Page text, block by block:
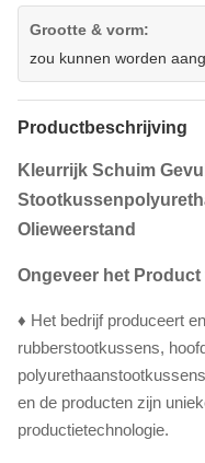
Grootte & vorm:
zou kunnen worden
Productbeschrijving
Kleurrijk Schuim
Olieweerstand
Ongeveer het
♦ Het bedrijf produceert
rubberstootkussens,
en de producten zijn
productietechnologie.